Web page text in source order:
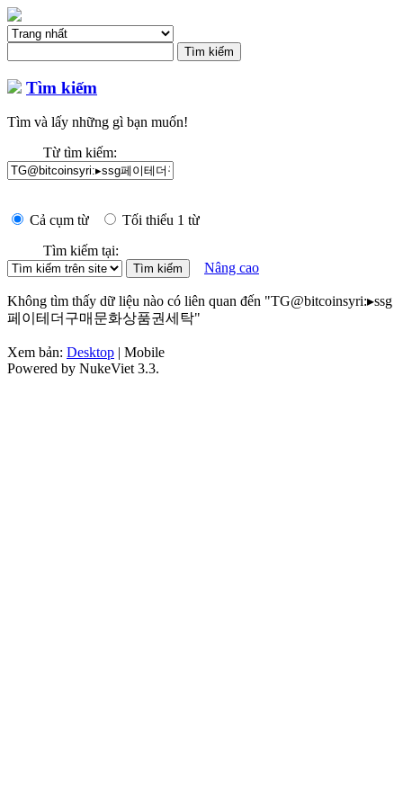
Tìm kiếm
Tìm và lấy những gì bạn muốn!
Từ tìm kiếm:
Cả cụm từ
Tối thiểu 1 từ
Tìm kiếm tại:
Nâng cao
Không tìm thấy dữ liệu nào có liên quan đến "TG@bitcoinsyri:▸ssg
페이테더구매문화상품권세탁"
Xem bản: Desktop | Mobile
Powered by NukeViet 3.3.